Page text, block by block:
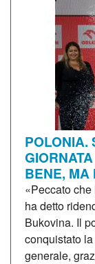
POLONIA.
BENE, MA
«Peccato
ha detto
Bukovina. Il
conquistato
generale,